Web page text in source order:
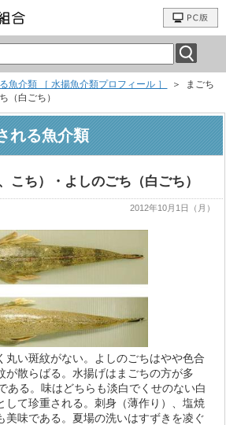
魚介類 ［ 水揚魚介類プロフィール ］
＞ まごち
（白ごち）
れる魚介類
こち）・よしのごち（白ごち）
2012年10月1日（月）
丸い斑紋がない。よしのごちはやや色合
が散らばる。水揚げはまごちの方が多
ある。味はどちらも淡白でくせのない白
して珍重される。刺身（薄作り）、塩焼
美味である。夏場の洗いはすずきを凌ぐ